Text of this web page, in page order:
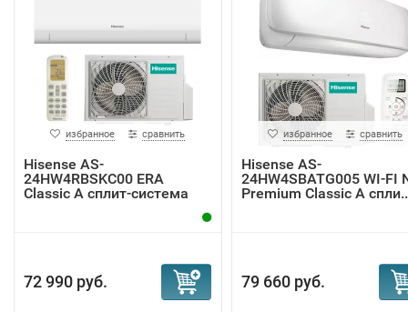
избранное сравнить
Hisense AS-
24HW4RBSKC00 ERA
Classic A сплит-система
72 990 руб.
избранное сравнить
Hisense AS-
24HW4SBATG005 WI-FI
Premium Classic A
79 660 руб.